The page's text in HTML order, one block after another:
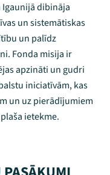
Igaunijā dibināja
un sistemātiskas
un palīdz
Fonda misija ir
apzināti un gudri
iniciatīvām, kas
un uz pierādījumiem
ietekme.